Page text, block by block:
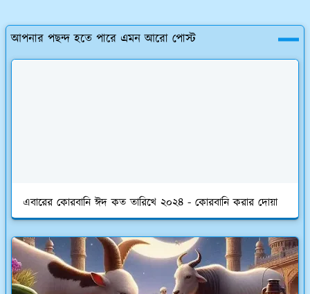
আপনার পছন্দ হতে পারে এমন আরো পোস্ট
এবারের কোরবানি ঈদ কত তারিখে ২০২৪ - কোরবানি করার দোয়া